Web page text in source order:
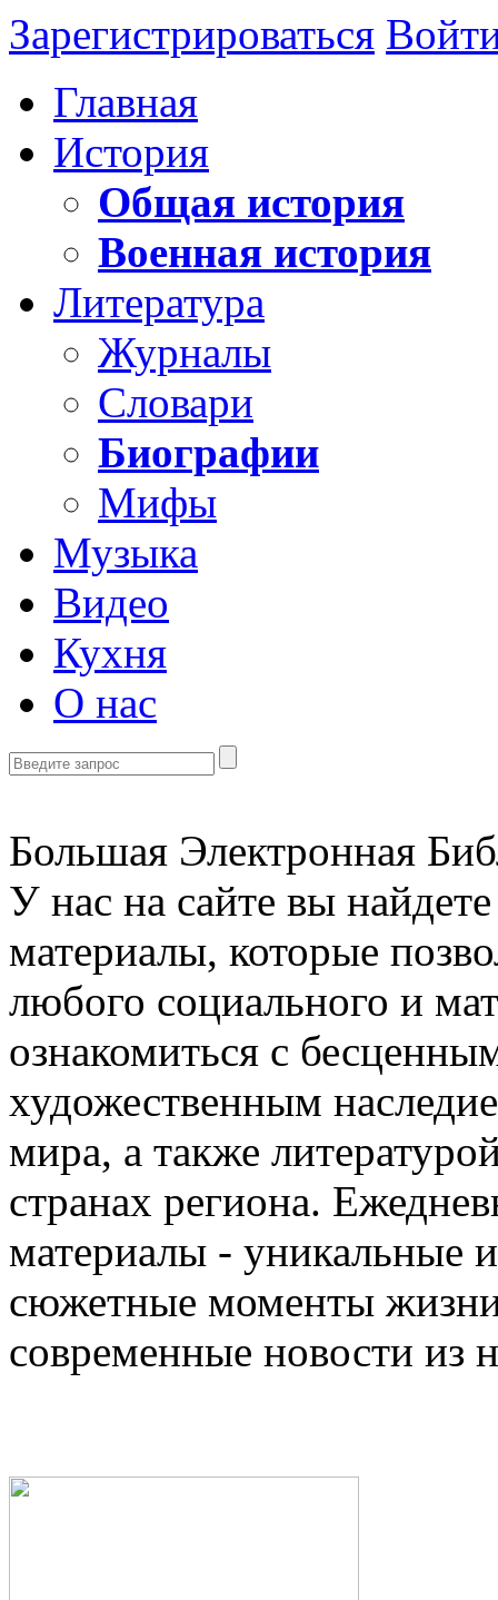
Зарегистрироваться
Главная
История
Общая история
Военная история
Литература
Журналы
Словари
Биографии
Мифы
Музыка
Видео
Кухня
О нас
Большая Электронная
У нас на сайте вы
материалы, которые
любого социального и
ознакомиться с
художественным
мира, а также
странах региона.
материалы - уникальные
сюжетные моменты
современные новости из